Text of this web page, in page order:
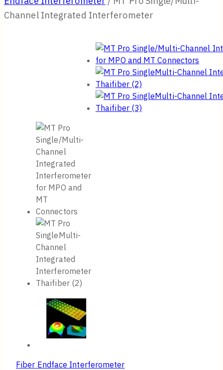
Channel Integrated Interferometer
Fiber Endface Interferometer